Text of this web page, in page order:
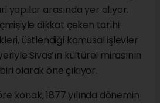
yapılar arasında yer alıyor.
dikkat çeken tarihi
üstlendiği kamusal işlevler
Sivas’ın kültürel mirasının
olarak öne çıkıyor.
konak, 1877 yılında dönemin